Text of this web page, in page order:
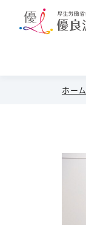
ホーム